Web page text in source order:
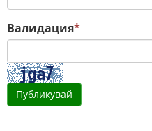
Валидация*